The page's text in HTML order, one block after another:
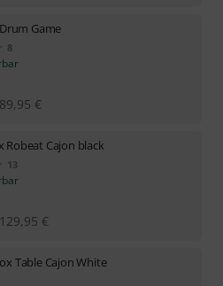
Game
8
89,95 €
Robeat Cajon black
13
129,95 €
Table Cajon White